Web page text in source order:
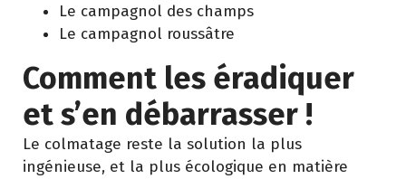
Le campagnol des champs
Le campagnol roussâtre
Comment les éradiquer
et s’en débarrasser !
Le colmatage reste la solution la plus
ingénieuse, et la plus écologique en matière